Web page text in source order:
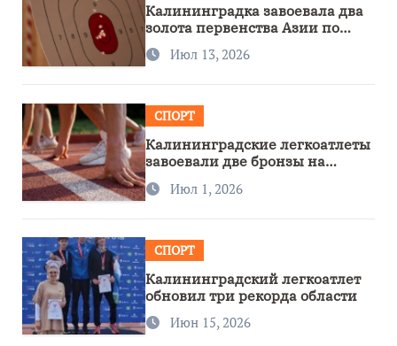
Калининградка завоевала два
золота первенства Азии по
метанию ножа
Июл 13, 2026
СПОРТ
Калининградские легкоатлеты
завоевали две бронзы на
первенстве России
Июл 1, 2026
СПОРТ
Калининградский легкоатлет
обновил три рекорда области
Июн 15, 2026